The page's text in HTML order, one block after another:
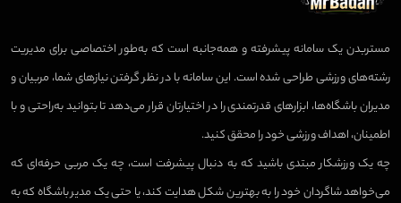
مستربدن یک سامانه پیشرفته و همه‌جانبه است که به‌طور اختصاصی برای مدیریت
رشته‌های ورزشی طراحی شده است. این سامانه با در نظر گرفتن نیازهای شما، مربیان و
مدیران باشگاه‌ها، ابزارهای قدرتمندی را در اختیارتان قرار می‌دهد تا بتوانید به‌راحتی و با
اطمینان، اهداف ورزشی خود را محقق کنید.
چه یک ورزشکار مبتدی باشید که به دنبال پیشرفت است، چه یک مربی حرفه‌ای که
می‌خواهد شاگردان خود را به بهترین شکل هدایت کند، یا حتی یک مدیر باشگاه که به